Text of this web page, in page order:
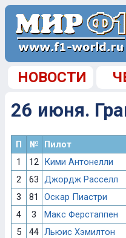
НОВОСТИ
26 июня.
П № Пилот
1
12 Кими Антонелли
2
63 Джордж Расселл
3
81 Оскар Пиастри
4
3 Макс Ферстаппен
5
44 Льюис Хэмилтон